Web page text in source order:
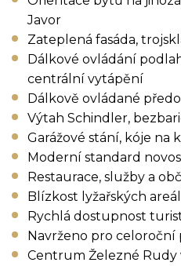
Javor
Zateplená fasáda,
Dálkové ovládání
centrální vytápění
Dálkově ovládané
Výtah Schindler,
Garážové stání, kóje na
Moderní standard
Restaurace, služby a
Blízkost lyžařských
Rychlá dostupnost
Navrženo pro celoroční
Centrum Železné Rudy